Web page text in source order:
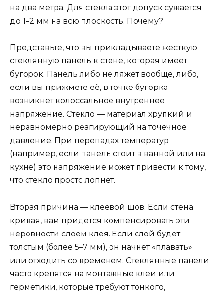
на два метра. Для стекла этот допуск сужается
до 1–2 мм на всю плоскость. Почему?
Представьте, что вы прикладываете жесткую
стеклянную панель к стене, которая имеет
бугорок. Панель либо не ляжет вообще, либо,
если вы прижмете её, в точке бугорка
возникнет колоссальное внутреннее
напряжение. Стекло — материал хрупкий и
неравномерно реагирующий на точечное
давление. При перепадах температур
(например, если панель стоит в ванной или на
кухне) это напряжение может привести к тому,
что стекло просто лопнет.
Вторая причина — клеевой шов. Если стена
кривая, вам придется компенсировать эти
неровности слоем клея. Если слой будет
толстым (более 5–7 мм), он начнет «плавать»
или отходить со временем. Стеклянные панели
часто крепятся на монтажные клеи или
герметики, которые требуют тонкого,